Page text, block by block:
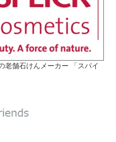
老舗石けんメーカー 「スパイ